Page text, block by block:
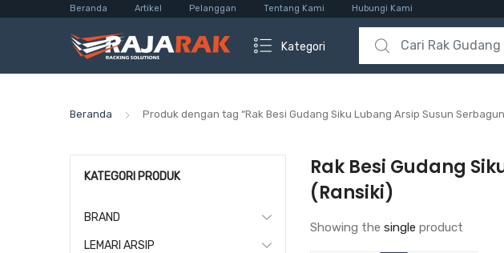
Beranda Artikel Pelanggan Tentang Kami Hubungi Kami
Kategori
Search for:
Beranda Produk dengan tag “Rak Besi Gudang Siku Lubang Arsip Susun
Rak Besi Gudang
(Ransiki)
Showing the single product
KATEGORI PRODUK
BRAND
LEMARI ARSIP